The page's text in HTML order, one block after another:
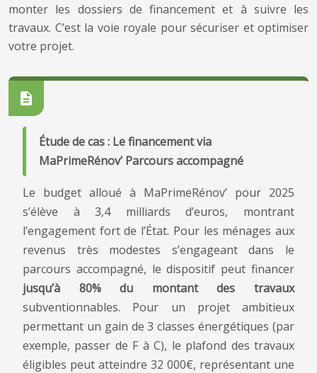
monter les dossiers de financement et à suivre les
travaux. C’est la voie royale pour sécuriser et optimiser
votre projet.
Étude de cas : Le financement via
MaPrimeRénov’ Parcours accompagné
Le budget alloué à MaPrimeRénov’ pour 2025
s’élève à 3,4 milliards d’euros, montrant
l’engagement fort de l’État. Pour les ménages aux
revenus très modestes s’engageant dans le
parcours accompagné, le dispositif peut financer
jusqu’à 80% du montant des travaux
subventionnables. Pour un projet ambitieux
permettant un gain de 3 classes énergétiques (par
exemple, passer de F à C), le plafond des travaux
éligibles peut atteindre 32 000€, représentant une